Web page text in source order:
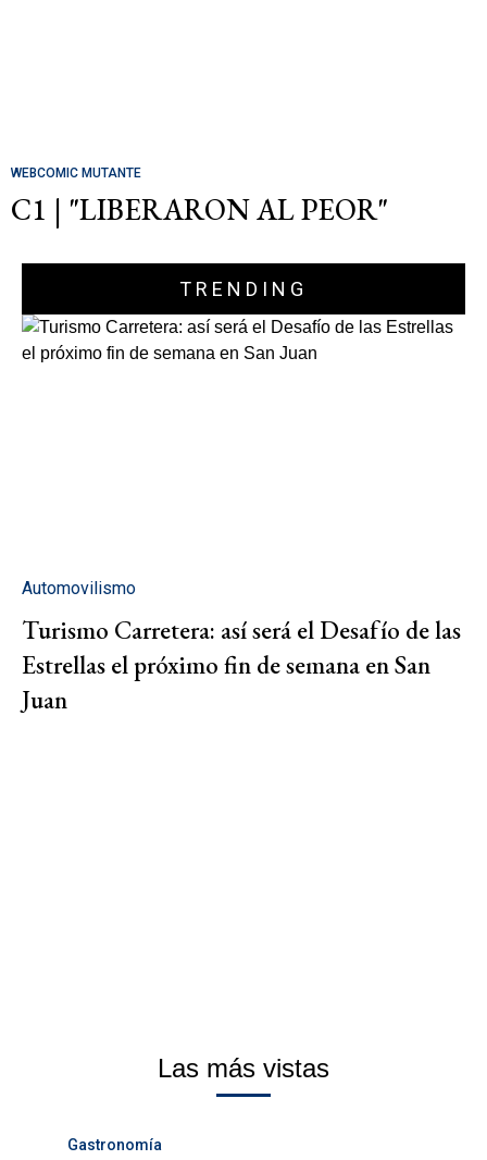
WEBCOMIC MUTANTE
C1 | "LIBERARON AL PEOR"
TRENDING
Automovilismo
Turismo Carretera: así será el Desafío de las
Estrellas el próximo fin de semana en San
Juan
Las más vistas
Gastronomía